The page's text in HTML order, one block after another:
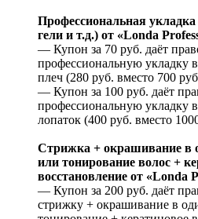
Профессиональная
гели и т.д.) от «Londa
— Купон за 70 руб. даёт
профессиональную укладку
плеч (280 руб. вместо 700
— Купон за 100 руб. даёт
профессиональную укладку
лопаток (400 руб. вместо
Стрижка + окрашивание в
или тонирование волос +
восстановление от «Londa
— Купон за 200 руб. даёт
стрижку + окрашивание в